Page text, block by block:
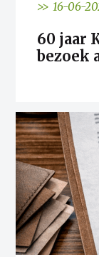
>> 16-06-
60 jaar
bezoek